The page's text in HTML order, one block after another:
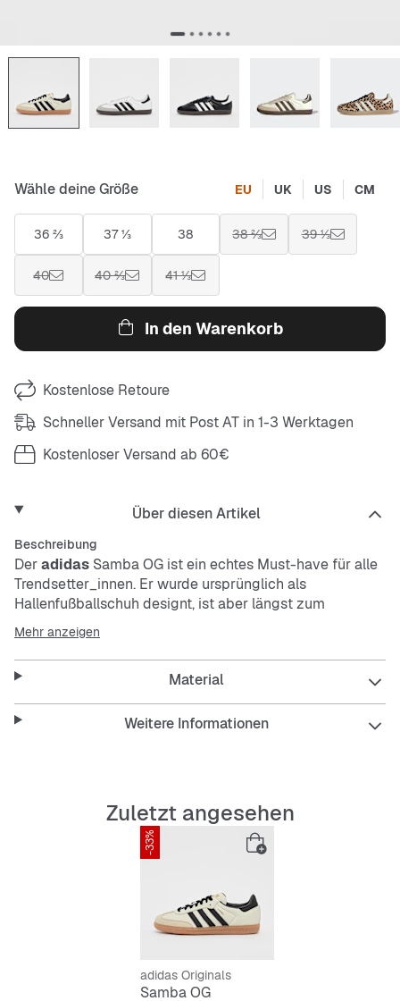
Wähle deine Größe EU UK US CM
36 ⅔ 37 ⅓ 38 38 ⅔ 39 ⅓
40 40 ⅔ 41 ⅓
In den Warenkorb
Kostenlose Retoure
Schneller Versand mit Post AT in 1-3 Werktagen
Kostenloser Versand ab 60€
Über diesen Artikel
Beschreibung
Deradidas Samba OG ist ein echtes Must-have für alle
Trendsetter_innen. Er wurde ursprünglich als
Hallenfußballschuh designt, ist aber längst zum
Lifestyle-Sneaker avanciert. Das Obermaterial aus
hochwertigem Leder und die Nubuk-Overlays verpassen
der legendären Silhouette einen stylishen Touch.
Goldfarbene Akzente und die typischen 3-Streifen an
den Seiten sorgen für authentischenadidasStyle. Ein
echter Klassiker, neu aufgelegt für die Trendsetter_innen
Reguläre Passform
Obermaterial aus Leder
Mehr anzeigen
Material
Weitere Informationen
Zuletzt angesehen
-33%
adidas Originals
Samba OG